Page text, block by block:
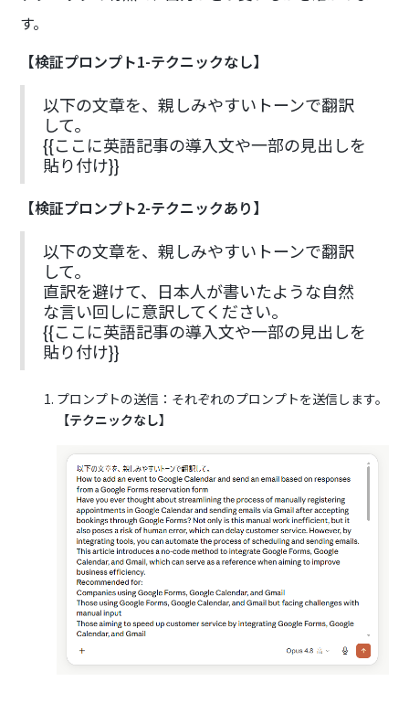
す。
【検証プロンプト1-テクニックなし】
以下の文章を、親しみやすいトーンで翻訳
して。
{{ここに英語記事の導入文や一部の見出しを
貼り付け}}
【検証プロンプト2-テクニックあり】
以下の文章を、親しみやすいトーンで翻訳
して。
直訳を避けて、日本人が書いたような自然
な言い回しに意訳してください。
{{ここに英語記事の導入文や一部の見出しを
貼り付け}}
プロンプトの送信：それぞれのプロンプトを送信します。
【テクニックなし】